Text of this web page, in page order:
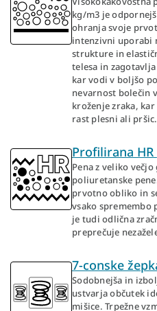
kg/m3 je
ohranja svoje
intenzivni uporabi
strukture in
telesa in
kar vodi v boljšo
nevarnost bolečin
kroženje zraka,
rast plesni ali pršic.
Profilirana HR
Pena z veliko
poliuretanske
prvotno obliko in
vsako spremembo
je tudi odlična
preprečuje
7-conske
Sodobnejša in
ustvarja občutek
mišice. Trpežne